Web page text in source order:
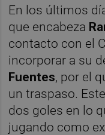
En los últimos
que encabeza
contacto con el
incorporar a su
Fuentes, por el
un traspaso.
dos goles en lo
jugando como